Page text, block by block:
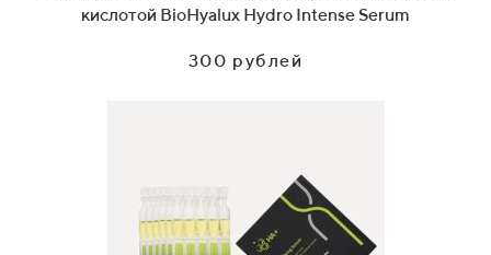
кислотой BioHyalux Hydro Intense Serum
300 рублей